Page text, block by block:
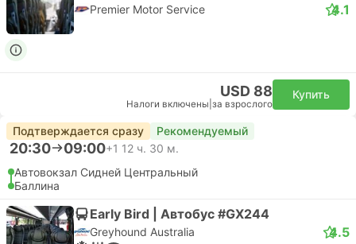
Premier Motor Service 4.1
USD 88
Налоги включены за взрослого
Купить
Подтверждается сразу Рекомендуемый
20:30 09:00+1 12 ч. 30 м.
Автовокзал Сидней Центральный
Баллина
Early Bird | Автобус #GX244
Greyhound Australia 4.5